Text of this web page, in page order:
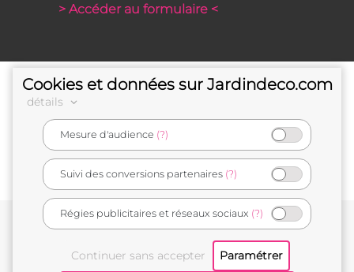
> Accéder au formulaire <
e-commerçant français
Cookies et données sur Jardindeco.com
détails
Mesure d'audience (?)
Suivi des conversions partenaires (?)
Régies publicitaires et réseaux sociaux (?)